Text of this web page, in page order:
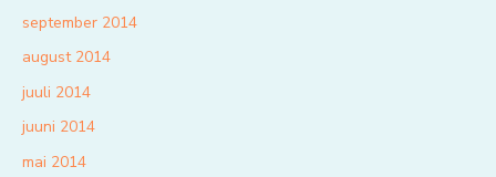
september 2014
august 2014
juuli 2014
juuni 2014
mai 2014